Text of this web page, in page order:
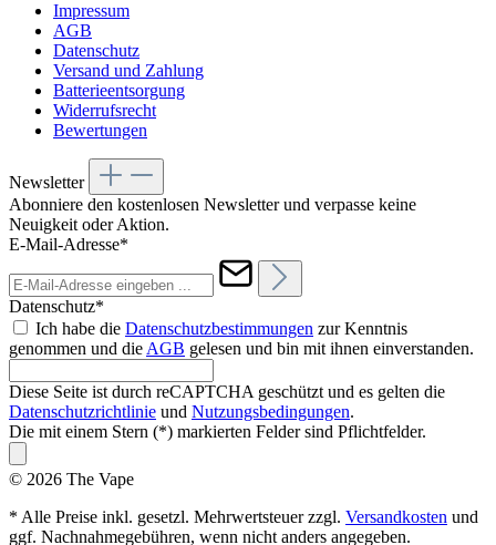
Impressum
AGB
Datenschutz
Versand und Zahlung
Batterieentsorgung
Widerrufsrecht
Bewertungen
Newsletter
Abonniere den kostenlosen Newsletter und verpasse keine
Neuigkeit oder Aktion.
E-Mail-Adresse*
Datenschutz*
Ich habe die Datenschutzbestimmungen zur Kenntnis
genommen und die AGB gelesen und bin mit ihnen einverstanden.
Diese Seite ist durch reCAPTCHA geschützt und es gelten die
Datenschutzrichtlinie und Nutzungsbedingungen.
Die mit einem Stern (*) markierten Felder sind Pflichtfelder.
© 2026 The Vape
* Alle Preise inkl. gesetzl. Mehrwertsteuer zzgl. Versandkosten und
ggf. Nachnahmegebühren, wenn nicht anders angegeben.